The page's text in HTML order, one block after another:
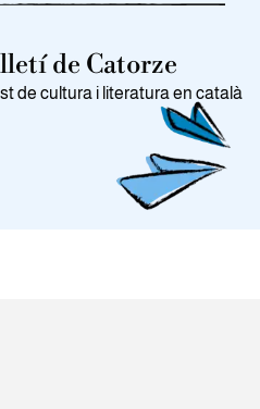
de Catorze
de cultura i literatura en català